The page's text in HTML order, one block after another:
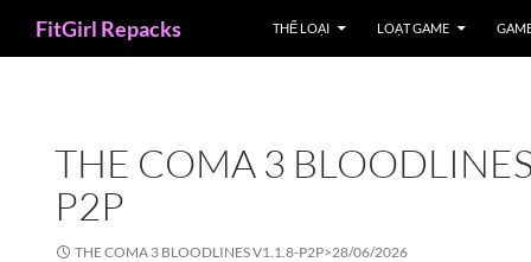
FitGirl Repacks THỂ LOẠI LOẠT GAME
THE COMA 3
P2P
THE COMA 3 BLOODLINES V1.1.8-P2P>28/06/2026